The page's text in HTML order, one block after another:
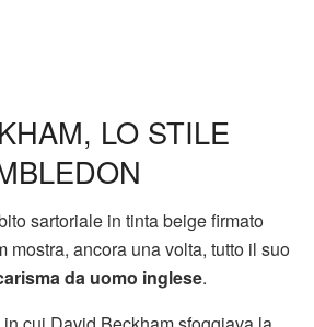
LO STILE
sartoriale in tinta beige firmato
mostra, ancora una volta, tutto il suo
da uomo inglese.